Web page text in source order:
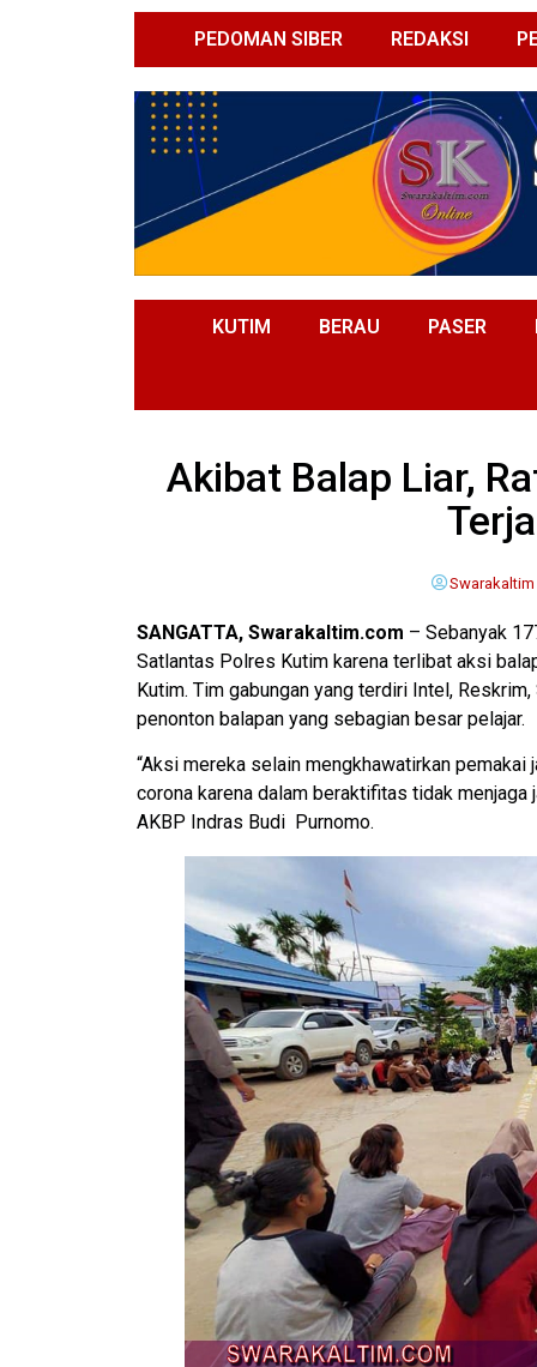
PEDOMAN SIBER REDAKSI
KUTIM BERAU PASER
Akibat Balap Liar,
Swarakaltim
SANGATTA, Swarakaltim.com – Sebanyak
Satlantas Polres Kutim karena terlibat aksi
Kutim. Tim gabungan yang terdiri Intel,
penonton balapan yang sebagian besar pelajar.
“Aksi mereka selain mengkhawatirkan pemakai
corona karena dalam beraktifitas tidak menjaga
AKBP Indras Budi Purnomo.